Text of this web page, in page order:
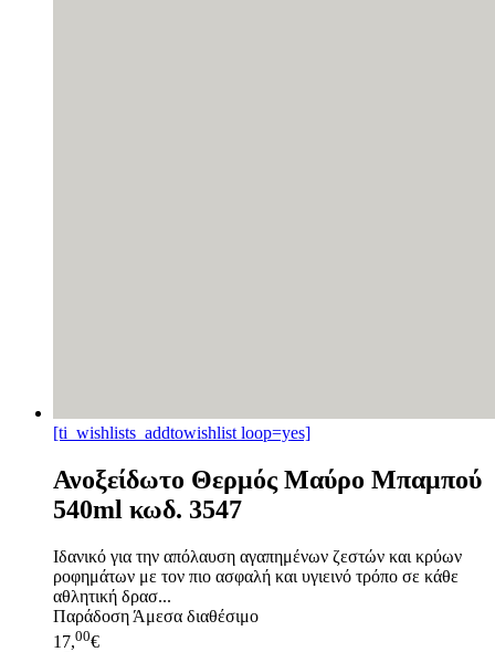
[ti_wishlists_addtowishlist loop=yes]
Ανοξείδωτο Θερμός Μαύρο Μπαμπού
540ml κωδ. 3547
Ιδανικό για την απόλαυση αγαπημένων ζεστών και κρύων
ροφημάτων με τον πιο ασφαλή και υγιεινό τρόπο σε κάθε
αθλητική δρασ...
Παράδοση Άμεσα διαθέσιμο
17,00€